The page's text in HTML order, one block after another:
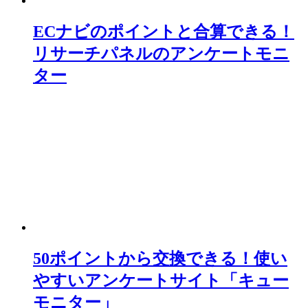
ECナビのポイントと合算できる！
リサーチパネルのアンケートモニ
ター
50ポイントから交換できる！使い
やすいアンケートサイト「キュー
モニター」